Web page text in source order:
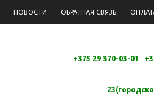
НОВОСТИ ОБРАТНАЯ СВЯЗЬ
+375 29 370-03-01